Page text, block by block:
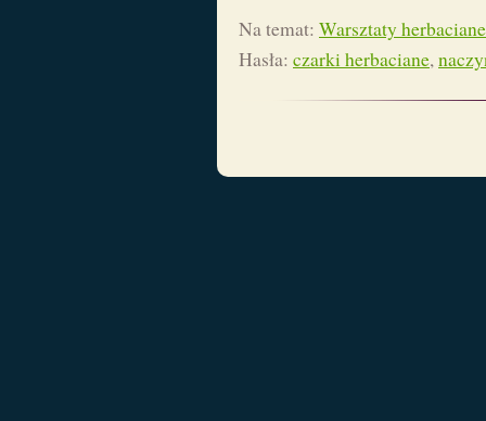
Na temat: Warsztaty herbaciane
Hasła: czarki herbaciane,